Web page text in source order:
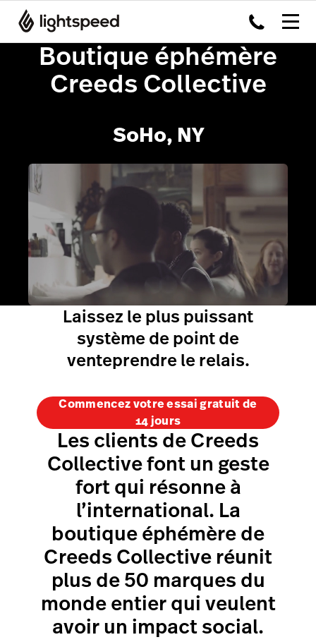
Boutique éphémère
Creeds Collective
SoHo, NY
Laissez le plus puissant
système de point de
venteprendre le relais.
Commencez votre essai gratuit de
14 jours
Les clients de Creeds
Collective font un geste
fort qui résonne à
l’international. La
boutique éphémère de
Creeds Collective réunit
plus de 50 marques du
monde entier qui veulent
avoir un impact social.